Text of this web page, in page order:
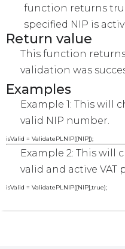
function returns
specified NIP is
Return value
This function
validation was
Examples
Example 1: This will
valid NIP number.
isValid = ValidatePLNIP([NIP]);
Example 2: This will
valid and active VAT
isValid = ValidatePLNIP([NIP],true);